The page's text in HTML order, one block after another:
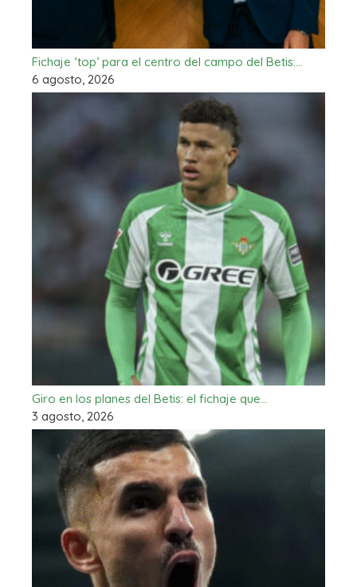
Fichaje ‘top’ para el centro del campo del Betis:…
6 agosto, 2026
Giro en los planes del Betis: el fichaje que…
3 agosto, 2026